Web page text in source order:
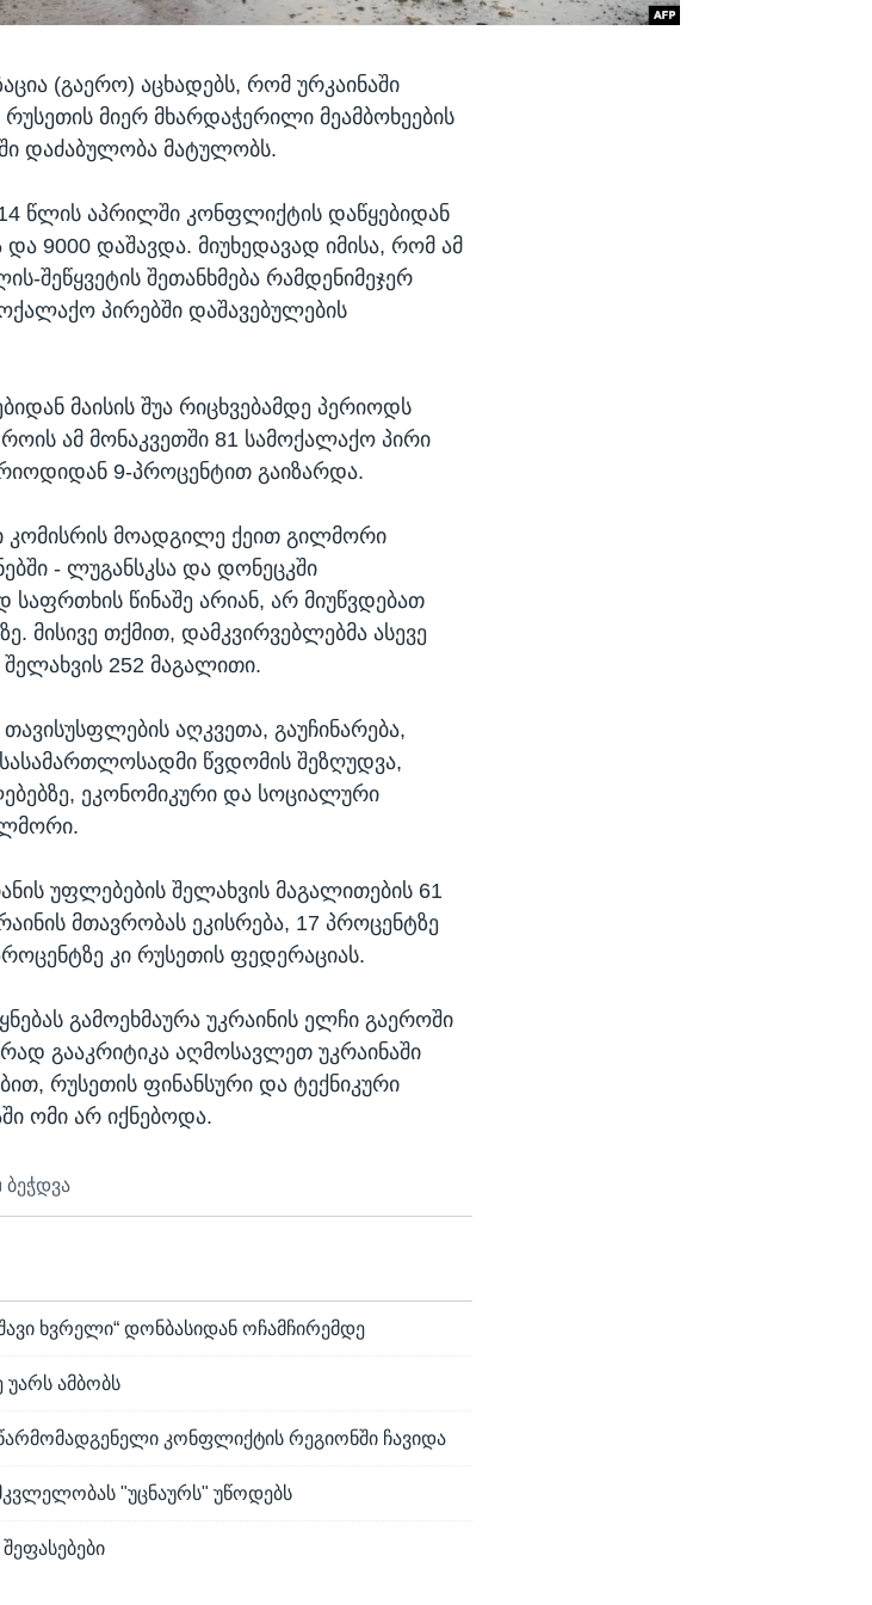
(გაერო) აცხადებს, რომ ურკაინაში
მიერ მხარდაჭერილი მეამბოხეების
დაძაბულობა მატულობს.
წლის აპრილში კონფლიქტის დაწყებიდან
9000 დაშავდა. მიუხედავად იმისა, რომ ამ
შეწყვეტის შეთანხმება რამდენიმეჯერ
პირებში დაშავებულების
მაისის შუა რიცხვებამდე პერიოდს
ამ მონაკვეთში 81 სამოქალაქო პირი
9-პროცენტით გაიზარდა.
კომისრის მოადგილე ქეით გილმორი
- ლუგანსკსა და დონეცკში
წინაშე არიან, არ მიუწვდებათ
მისივე თქმით, დამკვირვებლებმა ასევე
252 მაგალითი.
აღკვეთა, გაუჩინარება,
წვდომის შეზღუდვა,
ეკონომიკური და სოციალური
უფლებების შელახვის მაგალითების 61
მთავრობას ეკისრება, 17 პროცენტზე
კი რუსეთის ფედერაციას.
გამოეხმაურა უკრაინის ელჩი გაეროში
გააკრიტიკა აღმოსავლეთ უკრაინაში
რუსეთის ფინანსური და ტექნიკური
ომი არ იქნებოდა.
ბეჭდვა
ხვრელი“ დონბასიდან ოჩამჩირემდე
უარს ამბობს
კონფლიქტის რეგიონში ჩავიდა
"უცნაურს" უწოდებს